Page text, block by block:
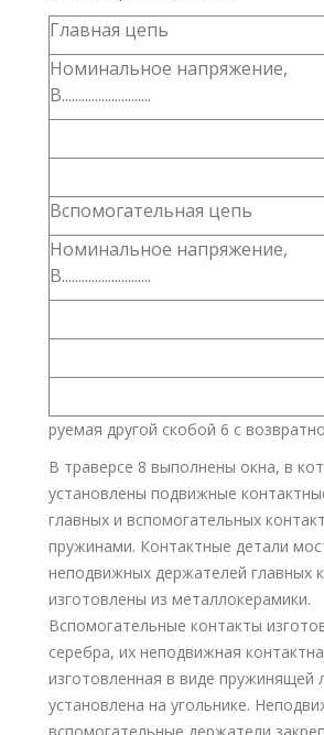
Главная цепь
Номинальное напряжение,
В...........................
Вспомогательная цепь
Номинальное напряжение,
В...........................
руемая другой скобой 6 с
В траверсе 8 выполнены окна, в
установлены подвижные
главных и вспомогательных
пружинами. Контактные детали
неподвижных держателей главных
изготовлены из металлокерамики.
Вспомогательные контакты
серебра, их неподвижная
изготовленная в виде пружинящей
установлена на угольнике.